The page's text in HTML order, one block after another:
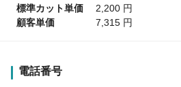
標準カット単価
2,200 円
顧客単価
7,315 円
電話番号